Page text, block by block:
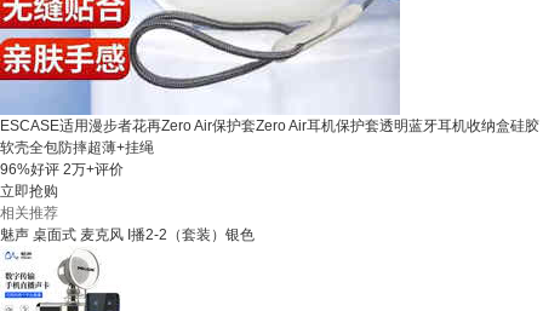
ESCASE适用漫步者花再Zero Air保护套Zero Air耳机保护套透明蓝牙耳机收纳盒硅胶
软壳全包防摔超薄+挂绳
96%好评 2万+评价
立即抢购
相关推荐
魅声 桌面式 麦克风 I播2-2（套装）银色